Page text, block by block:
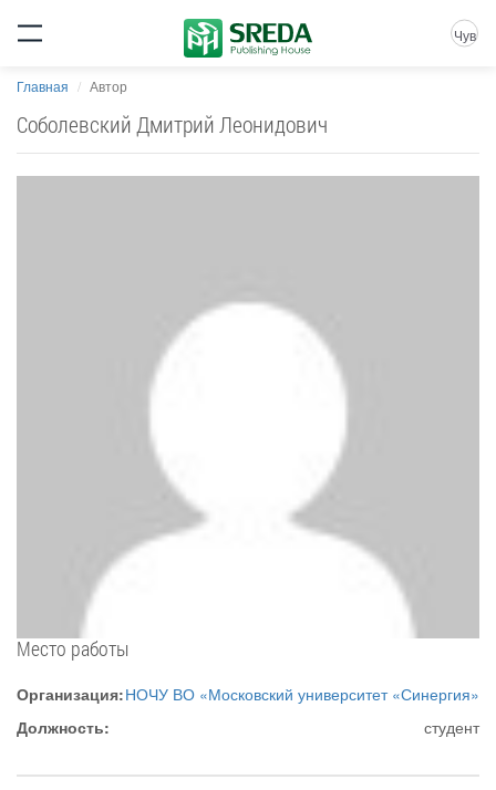
Чув
Главная Автор
Соболевский Дмитрий Леонидович
Место работы
Организация:НОЧУ ВО «Московский университет «Синергия»
Должность:
студент